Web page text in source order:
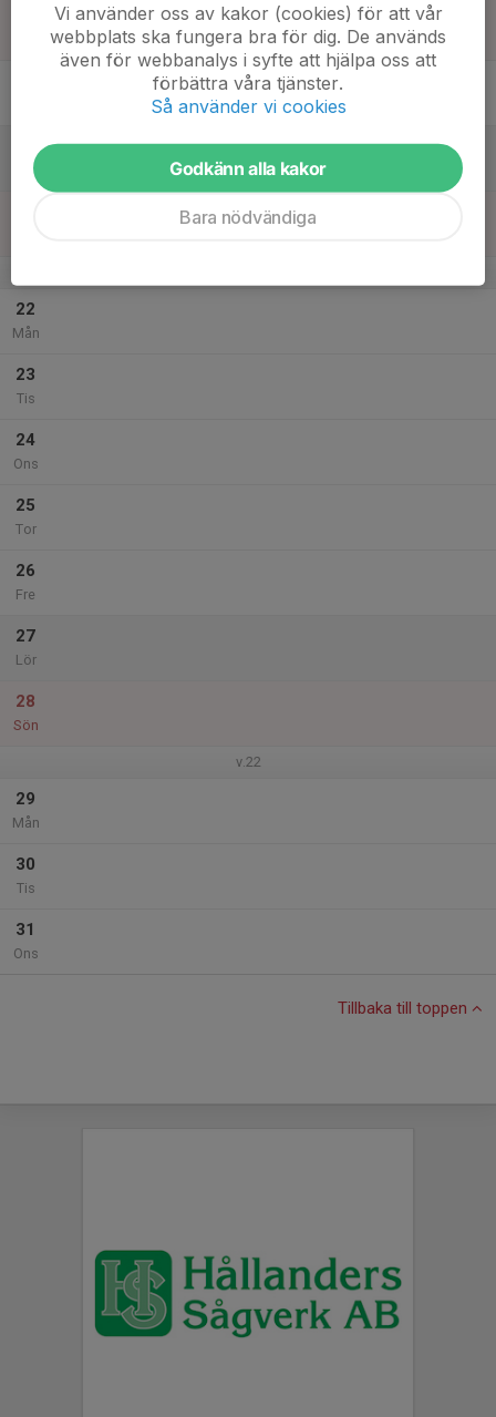
Lör
22
Mån
23
Tis
24
Ons
25
Tor
26
Fre
27
Lör
28
Sön
v.22
29
Mån
30
Tis
31
Ons
Tillbaka till toppen
Vi använder oss av kakor (cookies) för att vår
webbplats ska fungera bra för dig. De används
även för webbanalys i syfte att hjälpa oss att
förbättra våra tjänster.
Så använder vi cookies
Godkänn alla kakor
Bara nödvändiga